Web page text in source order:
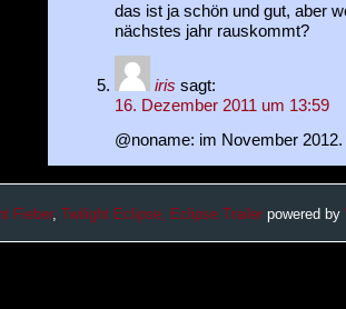
das ist ja schön und gut, aber
nächstes jahr rauskommt?
iris sagt:
16. Dezember 2011 um 13:59
@noname: im November 2012.
Fieber, Twilight Eclipse, Eclipse Trailer powered by